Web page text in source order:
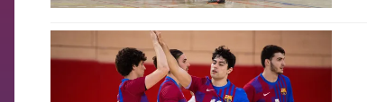
FCB Barcelona badge